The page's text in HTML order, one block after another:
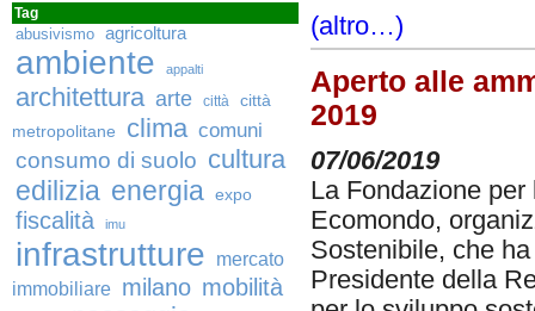
Tag
abusivismo agricoltura
ambiente appalti
architettura arte città
città
metropolitane
clima comuni
consumo di suolo cultura
edilizia energia expo
fiscalità imu
infrastrutture
mercato
immobiliare milano mobilità
(altro…)
Aperto alle
2019
07/06/2019
La Fondazione
Ecomondo,
Sostenibile, che
Presidente della